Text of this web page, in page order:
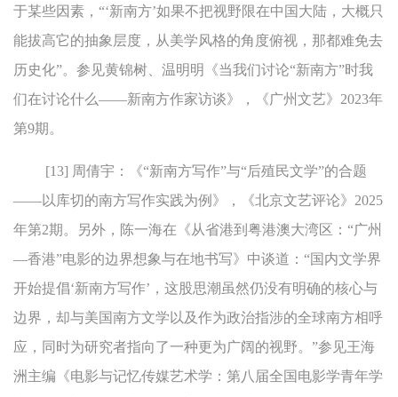
于某些因素，“‘新南方’如果不把视野限在中国大陆，大概只
能拔高它的抽象层度，从美学风格的角度俯视，那都难免去
历史化”。参见黄锦树、温明明《当我们讨论“新南方”时我
们在讨论什么——新南方作家访谈》，《广州文艺》2023年
第9期。
[13] 周倩宇：《“新南方写作”与“后殖民文学”的合题
——以库切的南方写作实践为例》，《北京文艺评论》2025
年第2期。另外，陈一海在《从省港到粤港澳大湾区：“广州
—香港”电影的边界想象与在地书写》中谈道：“国内文学界
开始提倡‘新南方写作’，这股思潮虽然仍没有明确的核心与
边界，却与美国南方文学以及作为政治指涉的全球南方相呼
应，同时为研究者指向了一种更为广阔的视野。”参见王海
洲主编《电影与记忆传媒艺术学：第八届全国电影学青年学